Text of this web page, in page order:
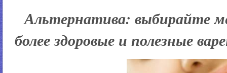
Альтернатива: выбирайте
более здоровые и полезные